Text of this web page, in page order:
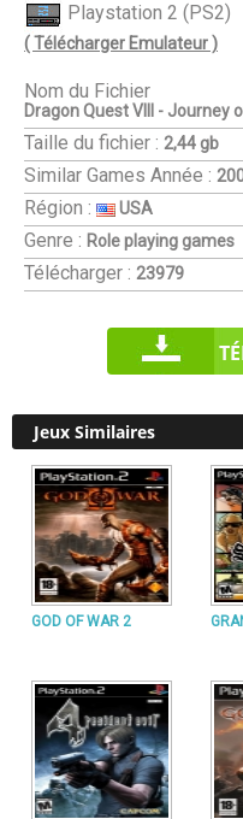
Playstation 2 (PS2)
( Télécharger Emulateur )
Nom du Fichier
Dragon Quest VIII - Journey
Taille du fichier : 2,44 gb
Similar Games Année :
Région : USA
Genre : Role playing games
Télécharger : 23979
Jeux Similaires
GOD OF WAR 2